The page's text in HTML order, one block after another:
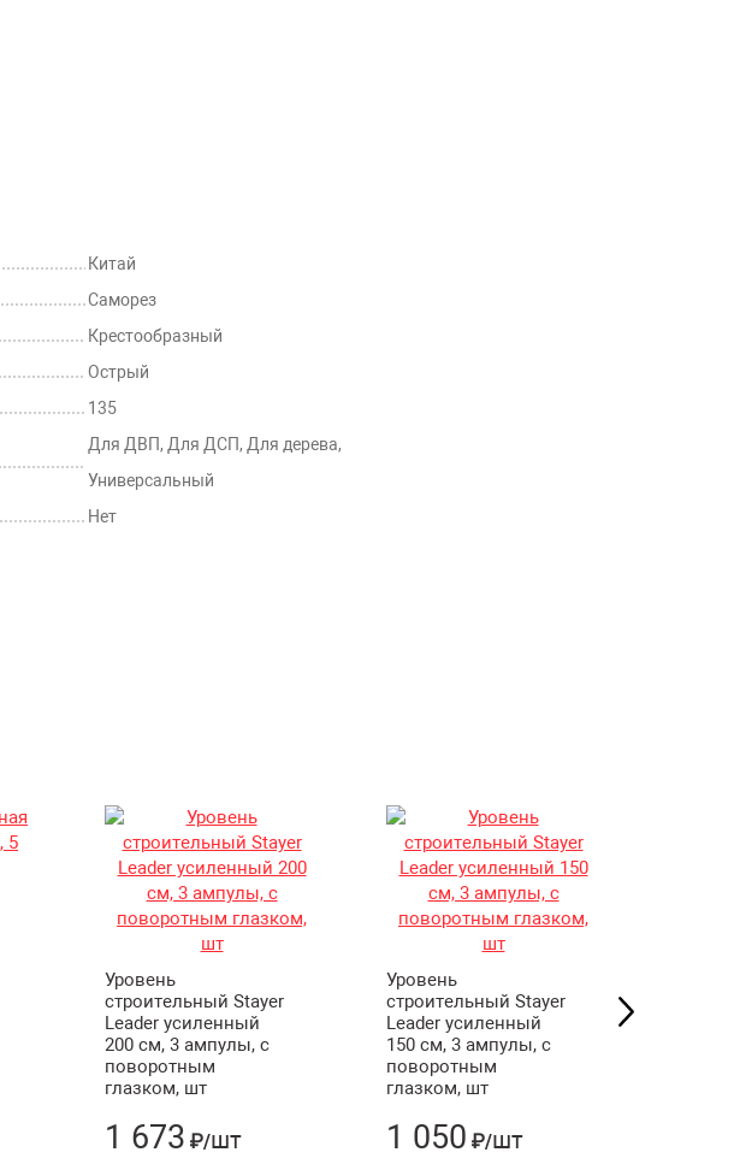
Китай
Саморез
Крестообразный
Острый
135
Для ДВП, Для ДСП, Для дерева,
Универсальный
Нет
Уровень
строительный Stayer
Leader усиленный
200 см, 3 ампулы, с
поворотным
глазком, шт
1 673 ₽/шт
Уровень
строительный Stayer
Leader усиленный
150 см, 3 ампулы, с
поворотным
глазком, шт
1 050 ₽/шт